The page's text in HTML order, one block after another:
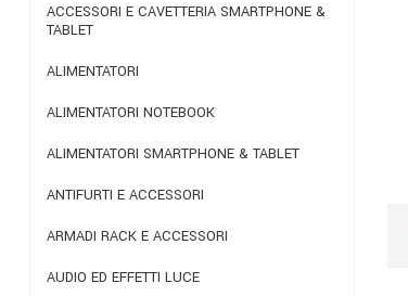
ACCESSORI E CAVETTERIA SMARTPHONE &
TABLET
ALIMENTATORI
ALIMENTATORI NOTEBOOK
ALIMENTATORI SMARTPHONE & TABLET
ANTIFURTI E ACCESSORI
ARMADI RACK E ACCESSORI
AUDIO ED EFFETTI LUCE